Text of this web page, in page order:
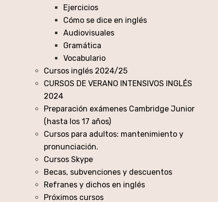
Ejercicios
Cómo se dice en inglés
Audiovisuales
Gramática
Vocabulario
Cursos inglés 2024/25
CURSOS DE VERANO INTENSIVOS INGLÉS
2024
Preparación exámenes Cambridge Junior
(hasta los 17 años)
Cursos para adultos: mantenimiento y
pronunciación.
Cursos Skype
Becas, subvenciones y descuentos
Refranes y dichos en inglés
Próximos cursos